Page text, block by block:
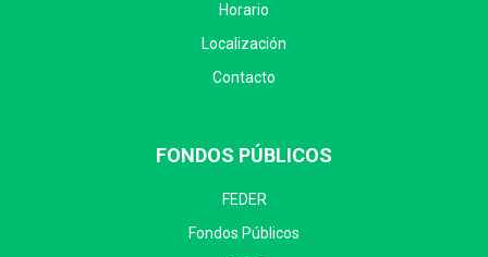
Horario
Localización
Contacto
FONDOS PÚBLICOS
FEDER
Fondos Públicos